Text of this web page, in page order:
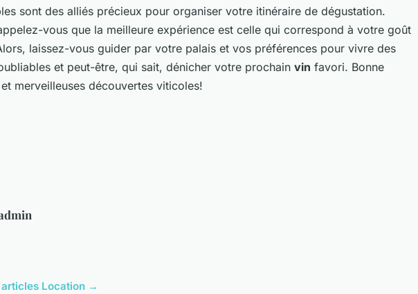
sont des alliés précieux pour organiser votre itinéraire de dégustation.
vous que la meilleure expérience est celle qui correspond à votre goût
laissez-vous guider par votre palais et vos préférences pour vivre des
et peut-être, qui sait, dénicher votre prochain vin favori. Bonne
merveilleuses découvertes viticoles!
Location →